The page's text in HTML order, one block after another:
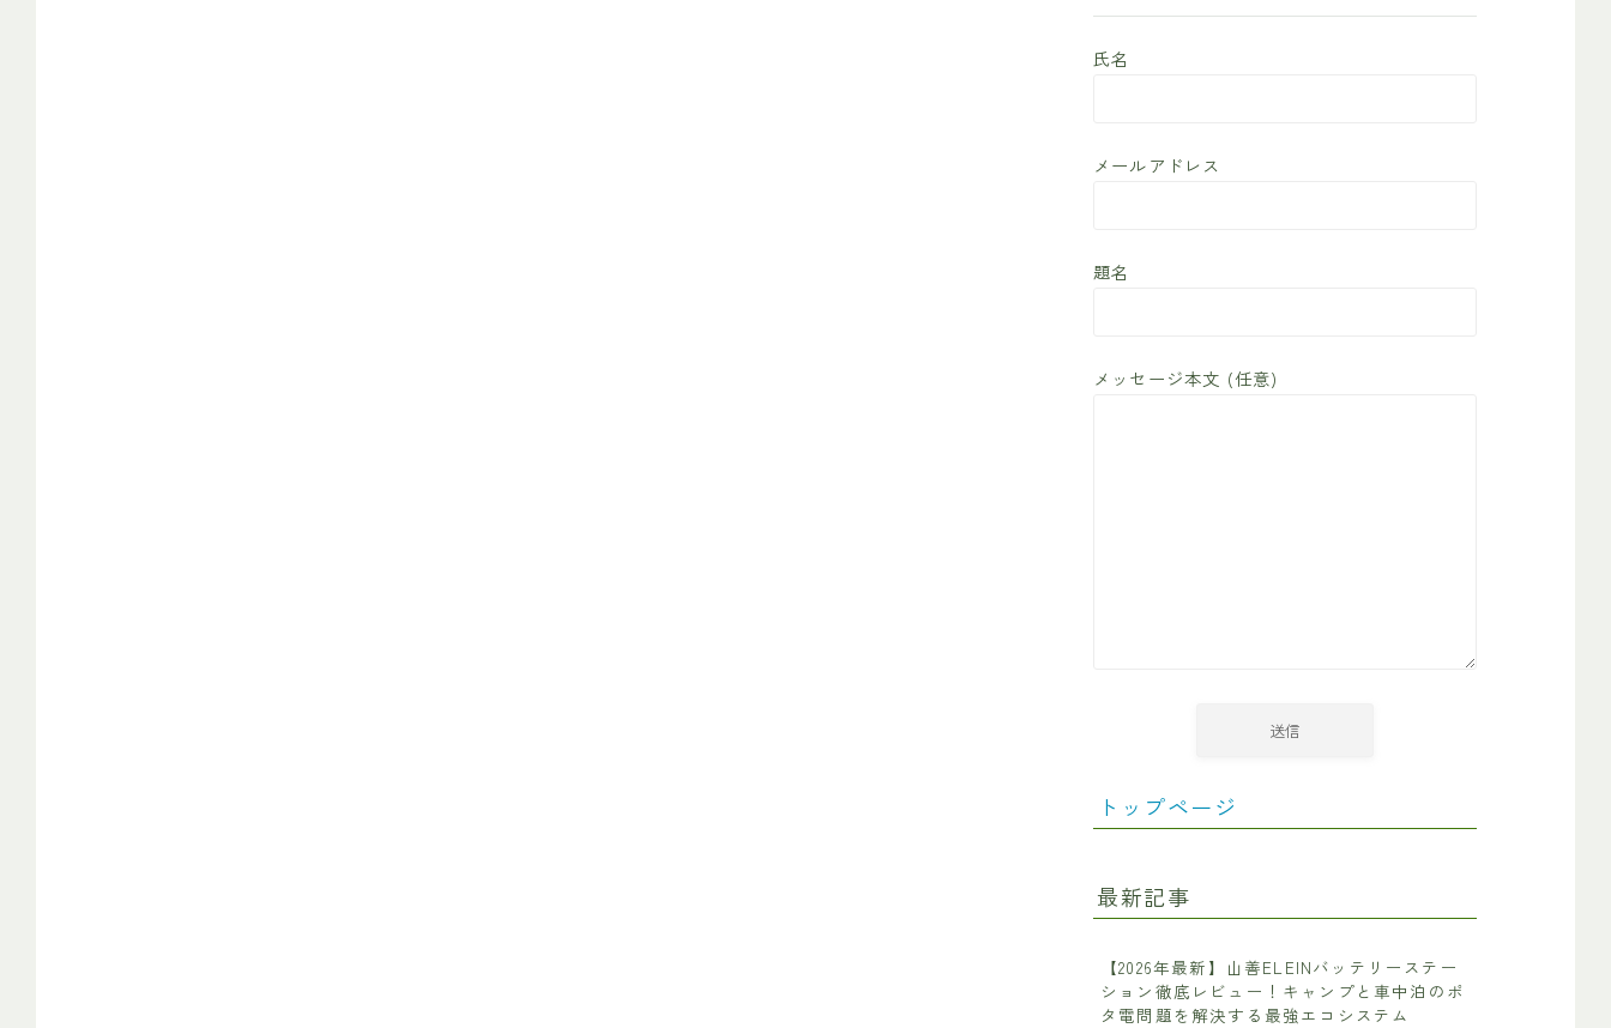
氏名
メールアドレス
題名
メッセージ本文 (任意)
トップページ
最新記事
【2026年最新】山善ELEINバッテリーステー
ション徹底レビュー！キャンプと車中泊のポ
タ電問題を解決する最強エコシステム